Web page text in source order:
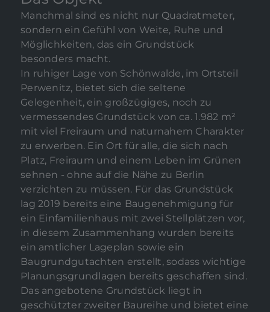
Manchmal sind es nicht nur Quadratmeter,
sondern ein Gefühl von Weite, Ruhe und
Möglichkeiten, das ein Grundstück
besonders macht.
In ruhiger Lage von Schönwalde, im Ortsteil
Perwenitz, bietet sich die seltene
Gelegenheit, ein großzügiges, noch zu
vermessendes Grundstück von ca. 1.982 m²
mit viel Freiraum und naturnahem Charakter
zu erwerben. Ein Ort für alle, die sich nach
Platz, Freiraum und einem Leben im Grünen
sehnen - ohne auf die Nähe zu Berlin
verzichten zu müssen. Für das Grundstück
lag 2019 bereits eine Baugenehmigung für
ein Einfamilienhaus mit zwei Stellplätzen vor,
in diesem Zusammenhang wurden bereits
ein amtlicher Lageplan sowie ein
Baugrundgutachten erstellt, sodass wichtige
Planungsgrundlagen bereits geschaffen sind.
Das angebotene Grundstück liegt in
geschützter zweiter Baureihe und bietet eine